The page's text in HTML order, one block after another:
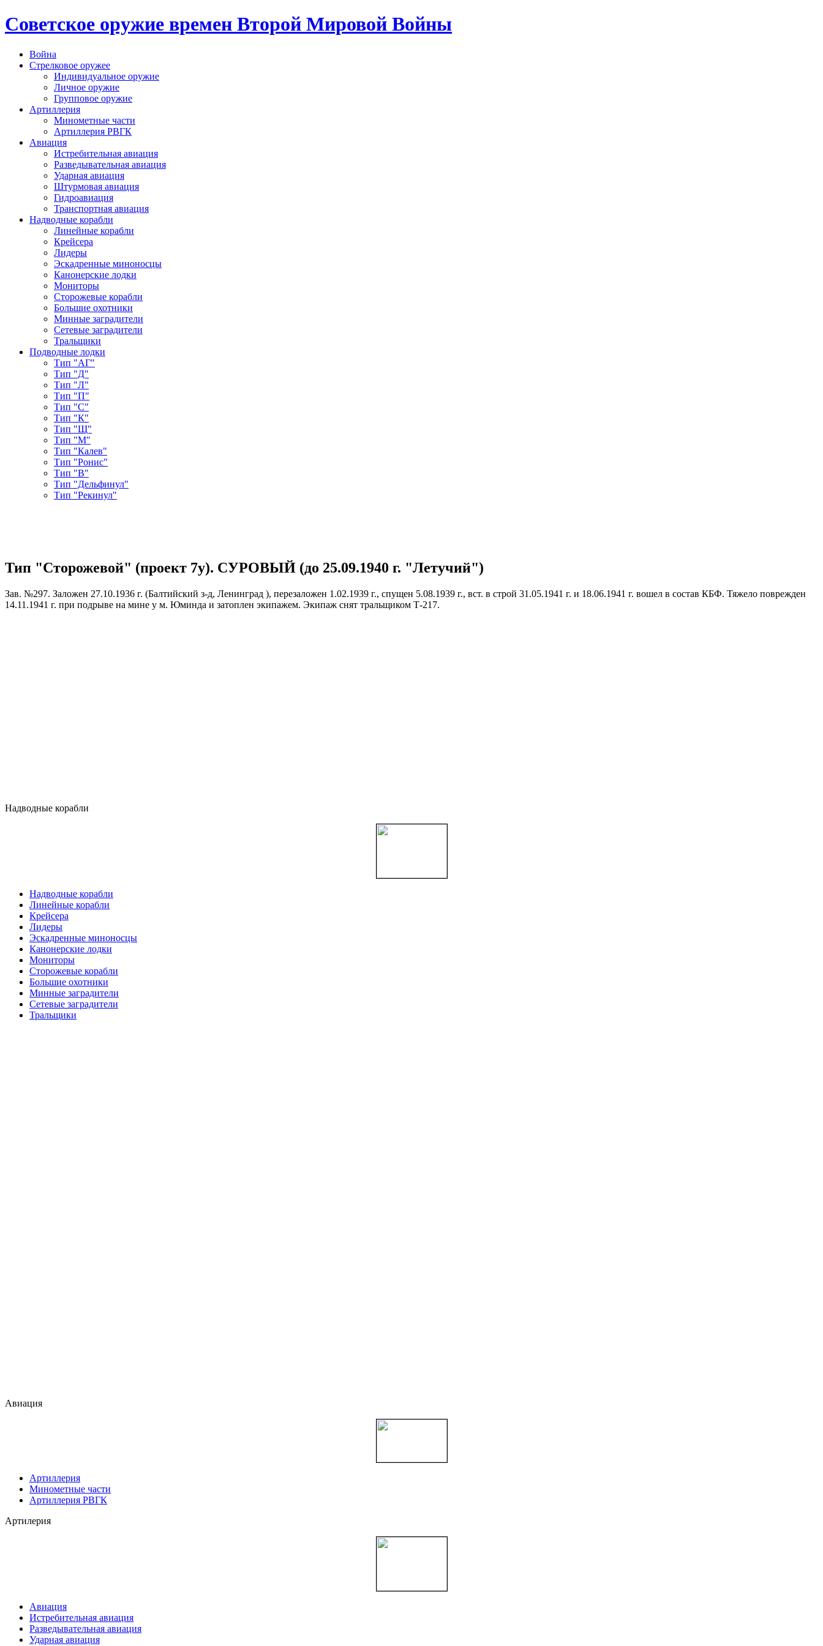
Cоветское оружие времен Второй Мировой Войны
Война
Стрелковое оружее
Индивидуальное оружие
Личное оружие
Групповое оружие
Артиллерия
Минометные части
Артиллерия РВГК
Авиация
Истребительная авиация
Разведывательная авиация
Ударная авиация
Штурмовая авиация
Гидроавиация
Транспортная авиация
Надводные корабли
Линейные корабли
Крейсера
Лидеры
Эскадренные миноносцы
Канонерские лодки
Мониторы
Сторожевые корабли
Большие охотники
Минные заградители
Сетевые заградители
Тральщики
Подводные лодки
Тип "АГ"
Тип "Д"
Тип "Л"
Тип "П"
Тип "С"
Тип "К"
Тип "Щ"
Тип "М"
Тип "Калев"
Тип "Ронис"
Тип "В"
Тип "Дельфинул"
Тип "Рекинул"
Тип "Сторожевой" (проект 7у). СУРОВЫЙ (до 25.09.1940 г. "Летучий")
Зав. №297. Заложен 27.10.1936 г. (Балтийский з-д, Ленинград ), перезаложен 1.02.1939 г., спущен 5.08.1939 г., вст. в строй 31.05.1941 г. и 18.06.1941 г. вошел в состав КБФ. Тяжело поврежден
14.11.1941 г. при подрыве на мине у м. Юминда и затоплен экипажем. Экипаж снят тральщиком Т-217.
Надводные корабли
Надводные корабли
Линейные корабли
Крейсера
Лидеры
Эскадренные миноносцы
Канонерские лодки
Мониторы
Сторожевые корабли
Большие охотники
Минные заградители
Сетевые заградители
Тральщики
Авиация
Артиллерия
Минометные части
Артиллерия РВГК
Артилерия
Авиация
Истребительная авиация
Разведывательная авиация
Ударная авиация